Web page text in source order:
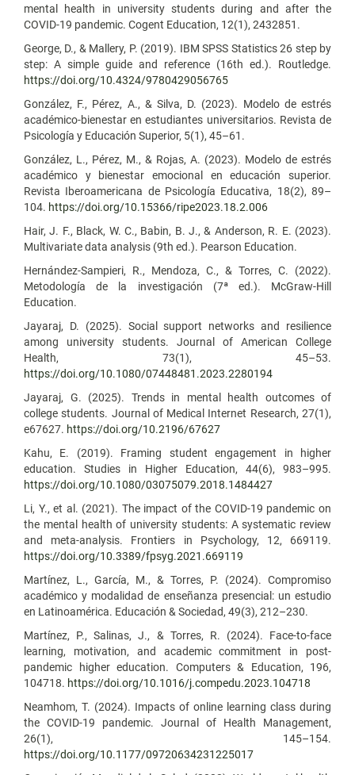
mental health in university students during and after the
COVID-19 pandemic. Cogent Education, 12(1), 2432851.
George, D., & Mallery, P. (2019). IBM SPSS Statistics 26 step by
step: A simple guide and reference (16th ed.). Routledge.
https://doi.org/10.4324/9780429056765
González, F., Pérez, A., & Silva, D. (2023). Modelo de estrés
académico-bienestar en estudiantes universitarios. Revista de
Psicología y Educación Superior, 5(1), 45–61.
González, L., Pérez, M., & Rojas, A. (2023). Modelo de estrés
académico y bienestar emocional en educación superior.
Revista Iberoamericana de Psicología Educativa, 18(2), 89–
104. https://doi.org/10.15366/ripe2023.18.2.006
Hair, J. F., Black, W. C., Babin, B. J., & Anderson, R. E. (2023).
Multivariate data analysis (9th ed.). Pearson Education.
Hernández-Sampieri, R., Mendoza, C., & Torres, C. (2022).
Metodología de la investigación (7ª ed.). McGraw-Hill
Education.
Jayaraj, D. (2025). Social support networks and resilience
among university students. Journal of American College
Health, 73(1), 45–53.
https://doi.org/10.1080/07448481.2023.2280194
Jayaraj, G. (2025). Trends in mental health outcomes of
college students. Journal of Medical Internet Research, 27(1),
e67627. https://doi.org/10.2196/67627
Kahu, E. (2019). Framing student engagement in higher
education. Studies in Higher Education, 44(6), 983–995.
https://doi.org/10.1080/03075079.2018.1484427
Li, Y., et al. (2021). The impact of the COVID-19 pandemic on
the mental health of university students: A systematic review
and meta-analysis. Frontiers in Psychology, 12, 669119.
https://doi.org/10.3389/fpsyg.2021.669119
Martínez, L., García, M., & Torres, P. (2024). Compromiso
académico y modalidad de enseñanza presencial: un estudio
en Latinoamérica. Educación & Sociedad, 49(3), 212–230.
Martínez, P., Salinas, J., & Torres, R. (2024). Face-to-face
learning, motivation, and academic commitment in post-
pandemic higher education. Computers & Education, 196,
104718. https://doi.org/10.1016/j.compedu.2023.104718
Neamhom, T. (2024). Impacts of online learning class during
the COVID-19 pandemic. Journal of Health Management,
26(1), 145–154.
https://doi.org/10.1177/09720634231225017